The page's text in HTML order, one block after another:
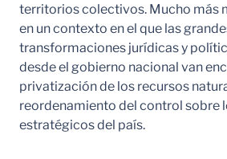
territorios colectivos. Mucho más
en un contexto en el que las
transformaciones jurídicas y
desde el gobierno nacional van
privatización de los recursos
reordenamiento del control sobre
estratégicos del país.